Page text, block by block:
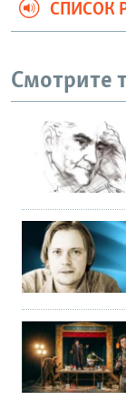
СПИСОК
Смотрите